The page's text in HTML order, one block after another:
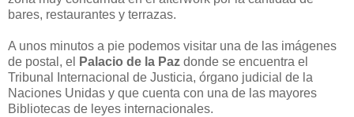
bares, restaurantes y terrazas.
A unos minutos a pie podemos visitar una de las imágenes
de postal, el
Palacio de la Paz donde se encuentra el
Tribunal Internacional de Justicia, órgano judicial de la
Naciones Unidas y que cuenta con una de las mayores
Bibliotecas de leyes internacionales.